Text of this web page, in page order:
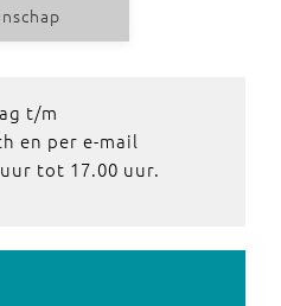
t/m
en per e-mail
tot 17.00 uur.